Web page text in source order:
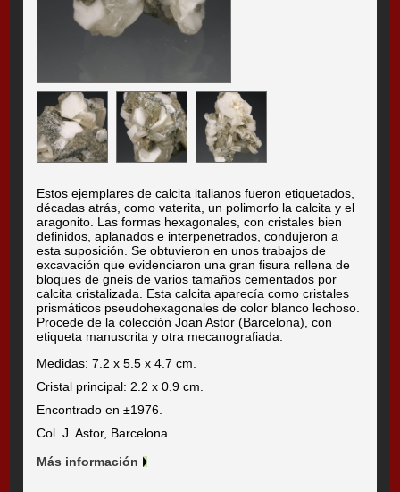
Estos ejemplares de calcita italianos fueron etiquetados,
décadas atrás, como vaterita, un polimorfo la calcita y el
aragonito. Las formas hexagonales, con cristales bien
definidos, aplanados e interpenetrados, condujeron a
esta suposición. Se obtuvieron en unos trabajos de
excavación que evidenciaron una gran fisura rellena de
bloques de gneis de varios tamaños cementados por
calcita cristalizada. Esta calcita aparecía como cristales
prismáticos pseudohexagonales de color blanco lechoso.
Procede de la colección Joan Astor (Barcelona), con
etiqueta manuscrita y otra mecanografiada.
Medidas: 7.2 x 5.5 x 4.7 cm.
Cristal principal: 2.2 x 0.9 cm.
Encontrado en ±1976.
Col. J. Astor, Barcelona.
Más información